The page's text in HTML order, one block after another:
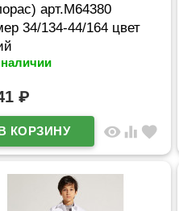
арт.M64380
34/134-44/164 цвет
₽
visibility equalizer favorite